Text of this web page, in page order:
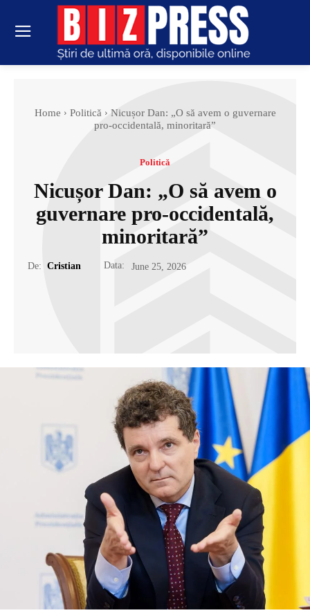
Home Politică
Nicușor Dan: „O să avem o guvernare
pro-occidentală, minoritară”
Politică
Nicușor Dan: „O să avem o
guvernare pro-occidentală,
minoritară”
De: Cristian Data: June 25, 2026